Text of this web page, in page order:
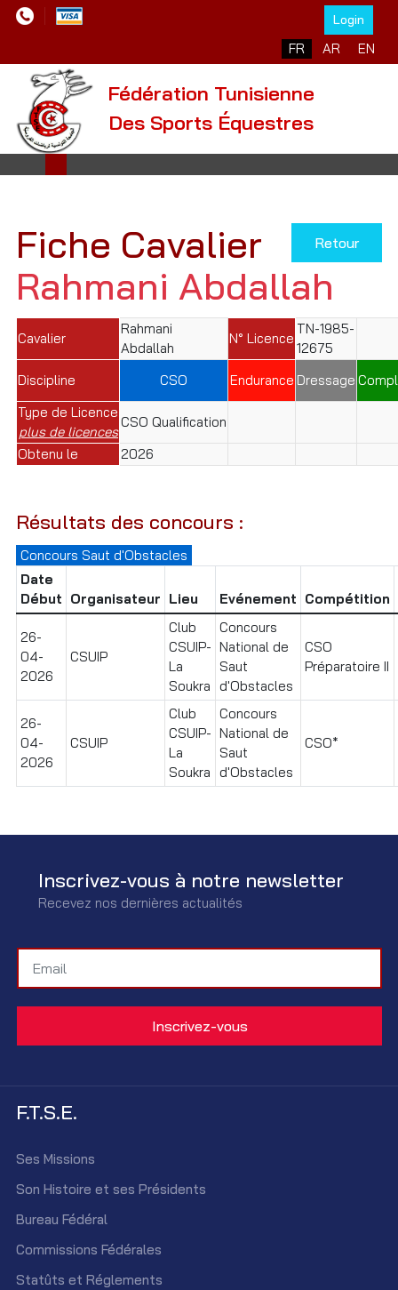
Login
Sélectionnez votre
FR AR EN
Fédération Tunisienne
Des Sports Équestres
Retour
Fiche Cavalier
Rahmani Abdallah
Cavalier
Rahmani
Abdallah
N° Licence
TN-1985-
12675
Discipline
CSO Endurance Dressage
Type de Licence
plus de licences
CSO Qualification
Obtenu le
2026
Résultats des concours :
Concours Saut d'Obstacles
Date
Début Organisateur Lieu Evénement Compétition
26-
04-
2026
CSUIP
Club
CSUIP-
La
Soukra
Concours
National de
Saut
d'Obstacles
CSO
Préparatoire II
26-
04-
2026
CSUIP
Club
CSUIP-
La
Soukra
Concours
National de
Saut
d'Obstacles
CSO*
Inscrivez-vous à notre newsletter
Recevez nos dernières actualités
F.T.S.E.
Ses Missions
Son Histoire et ses Présidents
Bureau Fédéral
Commissions Fédérales
Statûts et Réglements